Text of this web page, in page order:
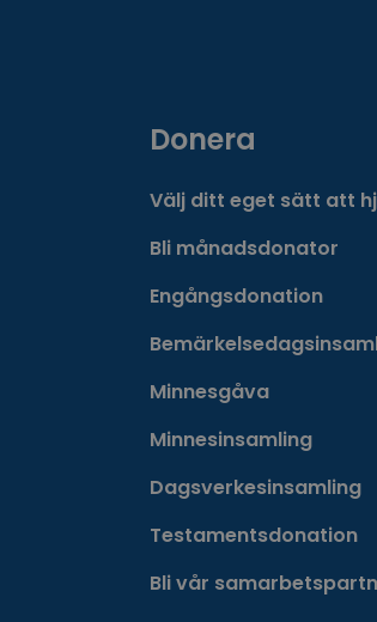
Donera
Välj ditt eget sätt att
Bli månadsdonator
Engångsdonation
Minnesgåva
Minnesinsamling
Dagsverkesinsamling
Testamentsdonation
Bli vår